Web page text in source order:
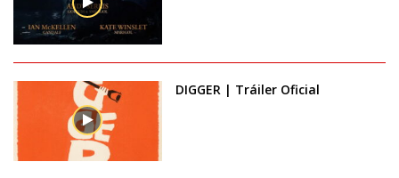
DIGGER | Tráiler Oficial